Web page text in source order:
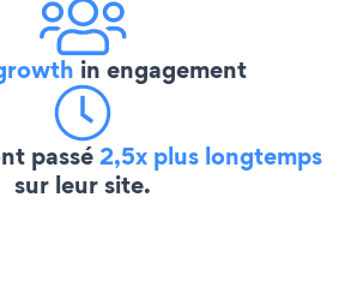
in engagement
passé2,5x plus longtemps
sur leur site.